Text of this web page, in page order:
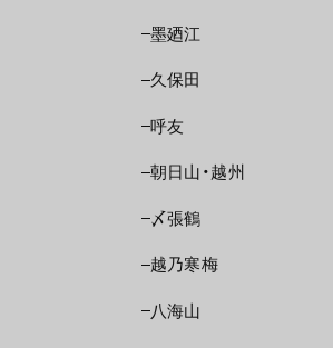
墨廼江
久保田
呼友
朝日山・越州
〆張鶴
越乃寒梅
八海山